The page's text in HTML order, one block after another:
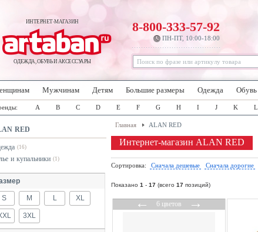
ИНТЕРНЕТ-МАГАЗИН
ОДЕЖДА, ОБУВЬ И АКСЕССУАРЫ
8-800-333-57-92
ПН-ПТ, 10:00-18:00
Мужчинам Детям Большие размеры Одежда Обувь
A B C D E F G H I J K L
RED
(16)
и купальники (1)
S M L XL
3XL
Главная ALAN RED
Интернет-магазин ALAN RED
Сортировка: Сначала дешевые Сначала дорогие
Показано 1 - 17 (всего 17 позиций)
←6 цветов→